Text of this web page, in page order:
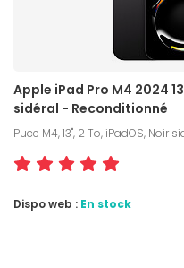
Apple iPad Pro M4 2024
sidéral - Reconditionné
Puce M4, 13", 2 To, iPadOS, Noir
Dispo web : En stock